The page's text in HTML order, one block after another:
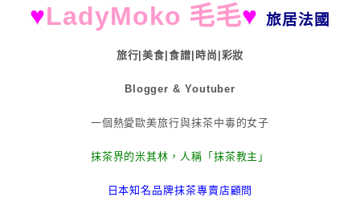
♥LadyMoko 毛毛♥ 旅居法國
旅行|美食|食譜|時尚|彩妝
Blogger & Youtuber
一個熱愛歐美旅行與抹茶中毒的女子
抹茶界的米其林，人稱「抹茶教主」
日本知名品牌抹茶專賣店顧問